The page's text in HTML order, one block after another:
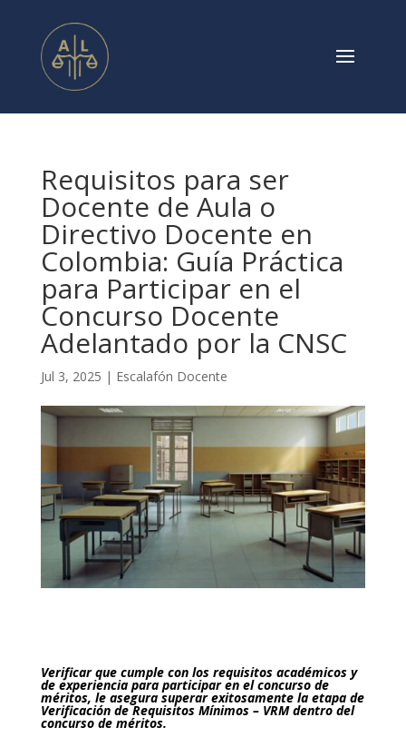
Requisitos para ser
Docente de Aula o
Directivo Docente en
Colombia: Guía Práctica
para Participar en el
Concurso Docente
Adelantado por la CNSC
Jul 3, 2025 | Escalafón Docente
Verificar que cumple con los requisitos académicos y
de experiencia para participar en el concurso de
méritos, le asegura superar exitosamente la etapa de
Verificación de Requisitos Mínimos – VRM dentro del
concurso de méritos.